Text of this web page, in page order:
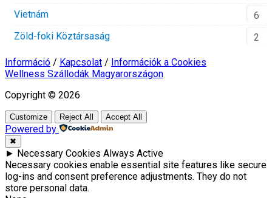
Vietnám
6
Zöld-foki Köztársaság
2
Információ / Kapcsolat / Információk a Cookies
Wellness Szállodák Magyarországon
Copyright © 2026
Customize Reject All Accept All
Powered by
✖
► Necessary Cookies Always Active
Necessary cookies enable essential site features like secure
log-ins and consent preference adjustments. They do not
store personal data.